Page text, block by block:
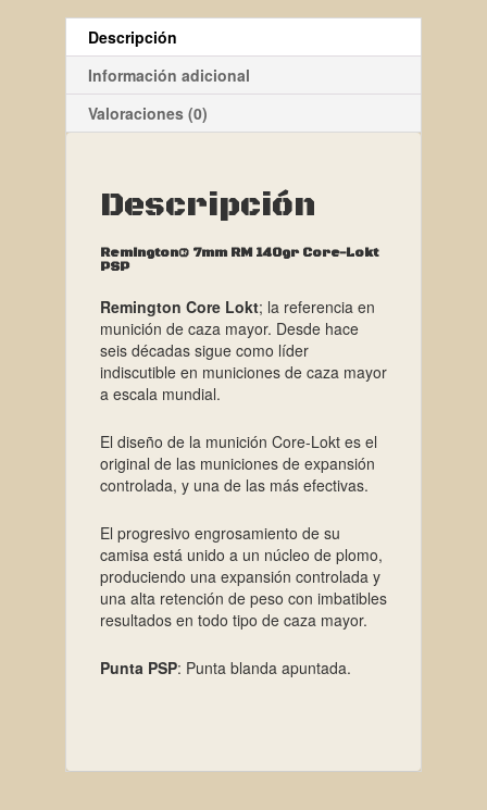
Descripción
Información adicional
Valoraciones (0)
Descripción
Remington® 7mm RM 140gr Core-Lokt
PSP
Remington Core Lokt; la referencia en
munición de caza mayor. Desde hace
seis décadas sigue como líder
indiscutible en municiones de caza mayor
a escala mundial.
El diseño de la munición Core-Lokt es el
original de las municiones de expansión
controlada, y una de las más efectivas.
El progresivo engrosamiento de su
camisa está unido a un núcleo de plomo,
produciendo una expansión controlada y
una alta retención de peso con imbatibles
resultados en todo tipo de caza mayor.
Punta PSP: Punta blanda apuntada.